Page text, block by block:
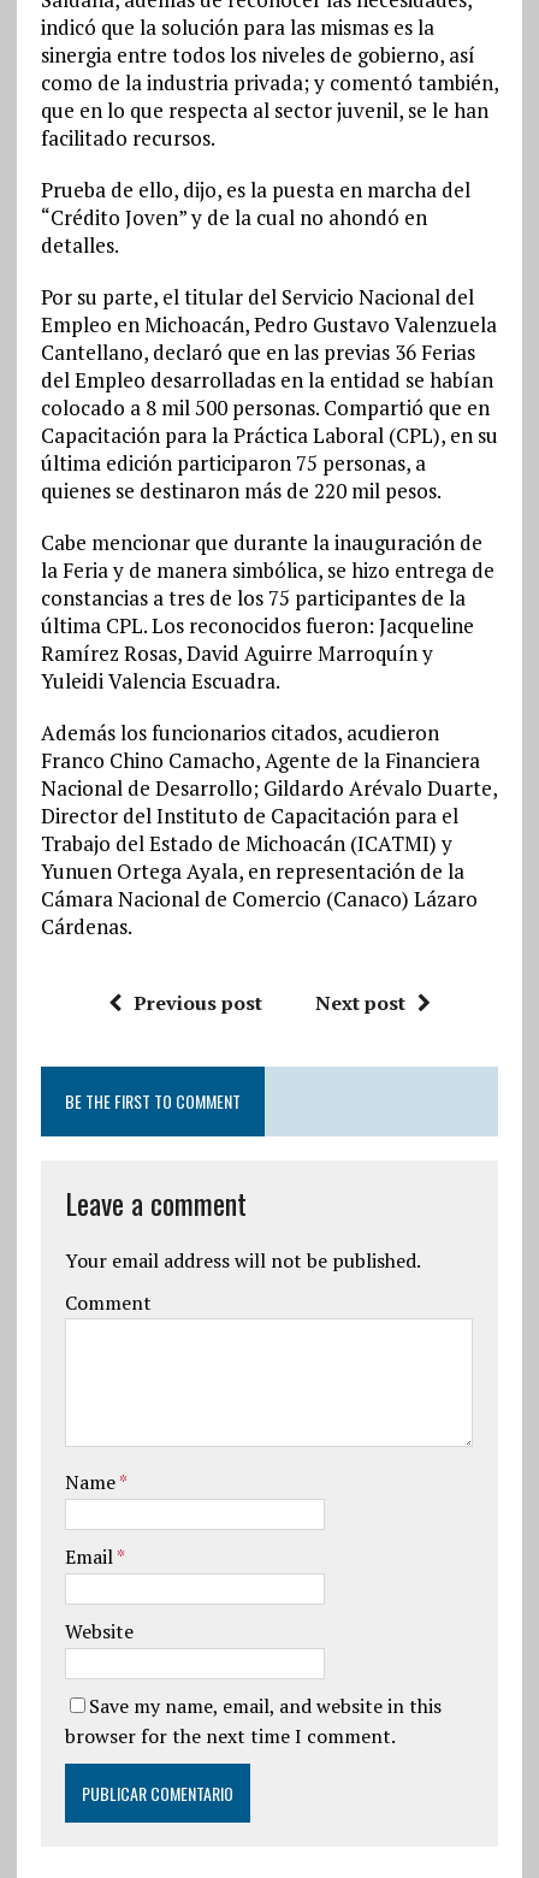
indicó que la solución para las mismas es la
sinergia entre todos los niveles de gobierno, así
como de la industria privada; y comentó también,
que en lo que respecta al sector juvenil, se le han
facilitado recursos.
Prueba de ello, dijo, es la puesta en marcha del
“Crédito Joven” y de la cual no ahondó en
detalles.
Por su parte, el titular del Servicio Nacional del
Empleo en Michoacán, Pedro Gustavo Valenzuela
Cantellano, declaró que en las previas 36 Ferias
del Empleo desarrolladas en la entidad se habían
colocado a 8 mil 500 personas. Compartió que en
Capacitación para la Práctica Laboral (CPL), en su
última edición participaron 75 personas, a
quienes se destinaron más de 220 mil pesos.
Cabe mencionar que durante la inauguración de
la Feria y de manera simbólica, se hizo entrega de
constancias a tres de los 75 participantes de la
última CPL. Los reconocidos fueron: Jacqueline
Ramírez Rosas, David Aguirre Marroquín y
Yuleidi Valencia Escuadra.
Además los funcionarios citados, acudieron
Franco Chino Camacho, Agente de la Financiera
Nacional de Desarrollo; Gildardo Arévalo Duarte,
Director del Instituto de Capacitación para el
Trabajo del Estado de Michoacán (ICATMI) y
Yunuen Ortega Ayala, en representación de la
Cámara Nacional de Comercio (Canaco) Lázaro
Cárdenas.
Previous post Next post
BE THE FIRST TO COMMENT
Leave a comment
Your email address will not be published.
Comment
Name*
Email*
Website
Save my name, email, and website in this
browser for the next time I comment.